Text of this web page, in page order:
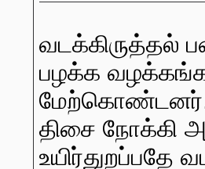
வடக்கிருத்தல்
பழக்க
மேற்கொண்டனர்.
திசை நோக்கி
உயிர்துறப்பதே